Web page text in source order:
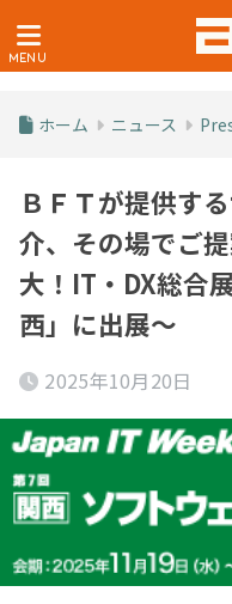
ホーム ニュース
ＢＦＴが提供す
介、その場でご
大！IT・DX総合
西」に出展～
2025年10月20日